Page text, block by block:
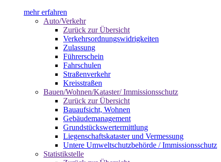
mehr erfahren
Auto/Verkehr
Zurück zur Übersicht
Verkehrsordnungswidrigkeiten
Zulassung
Führerschein
Fahrschulen
Straßenverkehr
Kreisstraßen
Bauen/Wohnen/Kataster/ Immissionsschutz
Zurück zur Übersicht
Bauaufsicht, Wohnen
Gebäudemanagement
Grundstückswertermittlung
Liegenschaftskataster und Vermessung
Untere Umweltschutzbehörde / Immissionsschutz
Statistikstelle